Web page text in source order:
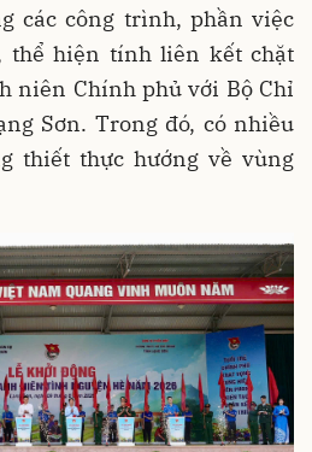
các công trình, phần việc
thể hiện tính liên kết chặt
niên Chính phủ với Bộ Chỉ
Sơn. Trong đó, có nhiều
thiết thực hướng về vùng